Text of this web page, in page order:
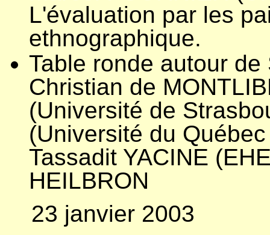
L'évaluation par les
ethnographique.
Table ronde autour
Christian de
(Université de
(Université du
Tassadit YACINE
HEILBRON
23 janvier 2003